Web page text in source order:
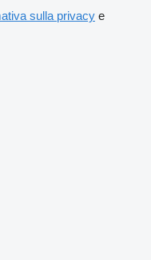
sulla privacy e